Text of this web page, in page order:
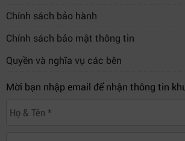
Chính sách bảo hành
Chính sách bảo mật thông tin
Quyền và nghĩa vụ các bên
Mời bạn nhập email để nhận thông tin